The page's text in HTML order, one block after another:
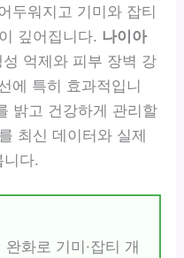
두워지고 기미와 잡티
깊어집니다. 나이아
억제와 피부 장벽 강
에 특히 효과적입니
밝고 건강하게 관리할
최신 데이터와 실제
니다.
화로 기미·잡티 개